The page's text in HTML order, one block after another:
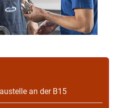
an der B15